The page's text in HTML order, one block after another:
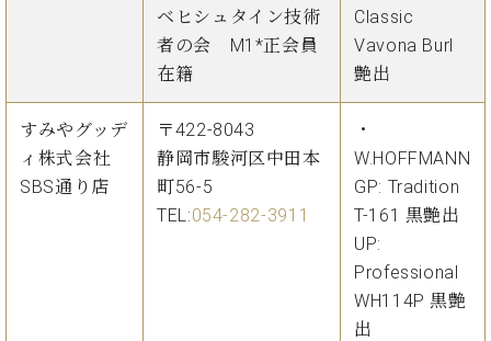
ベヒシュタイン技術
者の会 M1*正会員
在籍
Classic
Vavona Burl
艶出
すみやグッデ
ィ株式会社
SBS通り店
〒422-8043
静岡市駿河区中田本
町56-5
TEL:054-282-3911
・
W.HOFFMANN
GP: Tradition
T-161 黒艶出
UP:
Professional
WH114P 黒艶
出